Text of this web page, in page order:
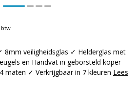
btw
8mm veiligheidsglas ✓ Helderglas met
en Handvat in geborsteld koper
maten ✓ Verkrijgbaar in 7 kleuren Lees